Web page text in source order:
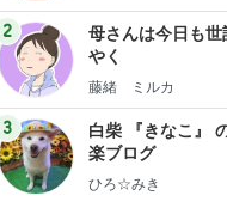
2
母さんは今日も世
やく
藤緒 ミルカ
3
白柴 『きなこ』
楽ブログ
ひろ☆みき